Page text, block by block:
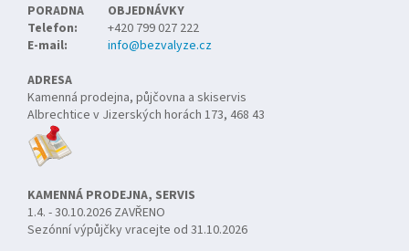
PORADNA
OBJEDNÁVKY
Telefon:
+420 799 027 222
E-mail:
info@bezvalyze.cz
ADRESA
Kamenná prodejna, půjčovna a skiservis
Albrechtice v Jizerských horách 173, 468 43
KAMENNÁ PRODEJNA, SERVIS
1.4. - 30.10.2026 ZAVŘENO
Sezónní výpůjčky vracejte od 31.10.2026